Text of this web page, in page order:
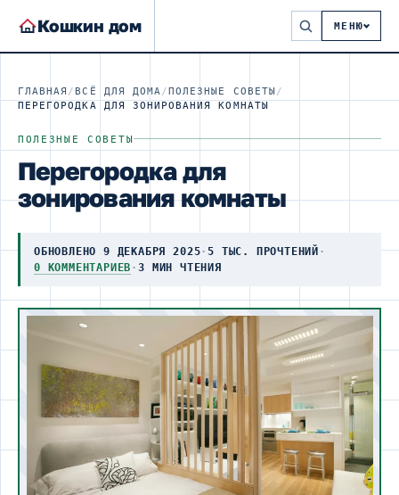
Кошкин дом МЕНЮ
ГЛАВНАЯ / ВСЁ ДЛЯ ДОМА /ПОЛЕЗНЫЕ СОВЕТЫ /
ПЕРЕГОРОДКА ДЛЯ ЗОНИРОВАНИЯ КОМНАТЫ
ПОЛЕЗНЫЕ СОВЕТЫ
Перегородка для
зонирования комнаты
ОБНОВЛЕНО 9 ДЕКАБРЯ 2025·5 ТЫС. ПРОЧТЕНИЙ ·
0 КОММЕНТАРИЕВ ·3 МИН ЧТЕНИЯ